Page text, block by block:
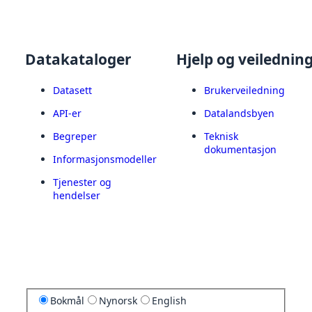
Datakataloger
Datasett
API-er
Begreper
Informasjonsmodeller
Tjenester og
hendelser
Hjelp og
Brukerveiledning
Datalandsbyen
Teknisk
dokumentasjon
Bokmål Nynorsk English